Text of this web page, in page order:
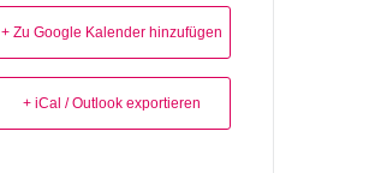
+ Zu Google Kalender hinzufügen
+ iCal / Outlook exportieren